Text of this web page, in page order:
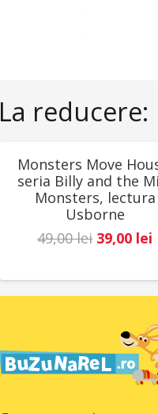
La reducere:
REDUCERI!
Monsters Move
seria Billy and the
Monsters, lectura
Usborne
49,00lei Prețul
a
49,00 lei.
39,00 lei